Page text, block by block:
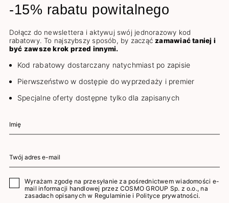
-15% rabatu powitalnego
Dołącz do newslettera i aktywuj swój jednorazowy kod
rabatowy. To najszybszy sposób, by zacząćzamawiać taniej i
być zawsze krok przed innymi.
Kod rabatowy dostarczany natychmiast po zapisie
Pierwszeństwo w dostępie do wyprzedaży i premier
Specjalne oferty dostępne tylko dla zapisanych
Wyrażam zgodę na przesyłanie za pośrednictwem wiadomości e-
mail informacji handlowej przez COSMO GROUP Sp. z o.o., na
zasadach opisanych w Regulaminie i Polityce prywatności.